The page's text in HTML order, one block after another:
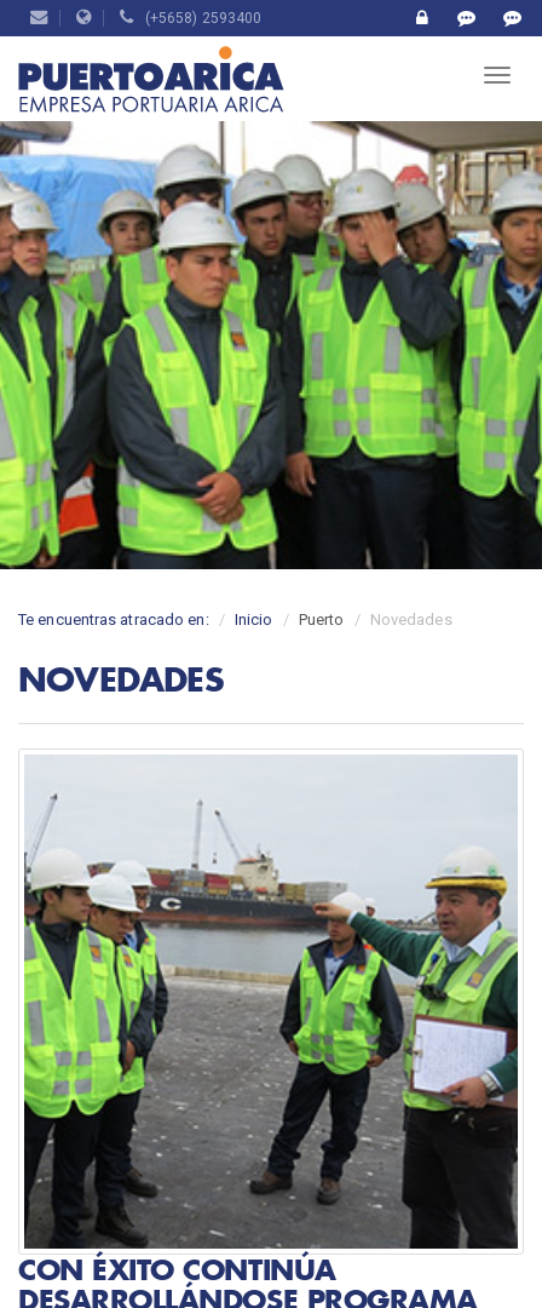
(+5658) 2593400
Te encuentras atracado en: Inicio Puerto Novedades
NOVEDADES
CON ÉXITO CONTINÚA
DESARROLLÁNDOSE PROGRAMA